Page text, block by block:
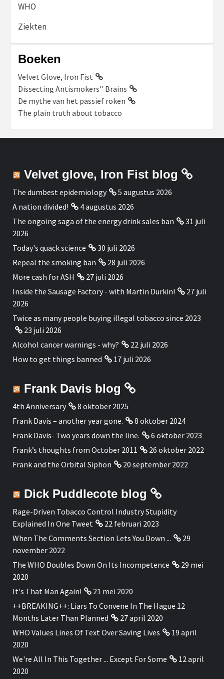
WHO
Ziekten
Boeken
Velvet Glove, Iron Fist
Dissecting Antismokers'' Brains
De mythe van het passief roken
The plain truth about tobacco
Velvet glove, Iron Fist blog
The dumbest epidemiology
5 augustus 2026
A nation divided!
4 augustus 2026
The ongoing saga of the energy drink sales ban
31 juli
2026
Today's quack science
30 juli 2026
Repeal the smoking ban
28 juli 2026
More cash for ASH
27 juli 2026
Inside the Sausage Factory - with Martin Durkin!
27 juli
2026
Twice as many people buying illegal tobacco since 2023
23 juli 2026
Alcohol cancer warnings - why?
22 juli 2026
How to get things banned
17 juli 2026
Frank Davis blog
4th Anniversary
8 oktober 2025
Frank Davis – another year gone.
8 oktober 2024
Frank Davis- Two years down the line.
6 oktober 2023
Frank’s thoughts from October 2011
26 oktober 2022
Frank and the Orbital Siphon
20 september 2022
Dick Puddlecote blog
Rage-Driven Tobacco Control Industry Stupidity
Explained In One Tweet
22 februari 2023
When The Comments Section Lets You Down ...
29
november 2022
The WHO Doubles Down On Its Incompetence
29 mei
2020
It's That Man Again!
21 mei 2020
++BREAKING++: Liars To Convene In The Hague 12
Months Later Than Planned
27 april 2020
WHO Values Lines Of Text Over Saving Lives
19 april
2020
We're All In This Together ... Except For Some
12 april
2020